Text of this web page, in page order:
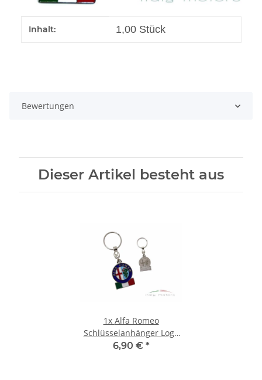
Produkteigenschaft
Wert
Inhalt: 1,00 Stück
Bewertungen
Dieser Artikel besteht aus
1x Alfa Romeo
Schlüsselanhänger Logo
Cuore Sportivo Fanartikel
6,90 € *